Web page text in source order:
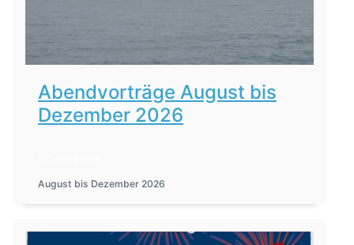
Abendvorträge August bis
Dezember 2026
August bis Dezember 2026